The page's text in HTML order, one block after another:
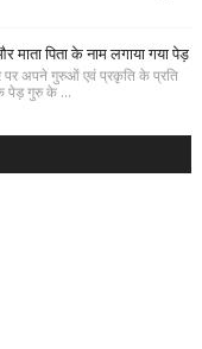
पिता के नाम लगाया गया पेड़
पर अपने गुरुओं एवं प्रकृति के प्रति
पेड़ गुरु के ...